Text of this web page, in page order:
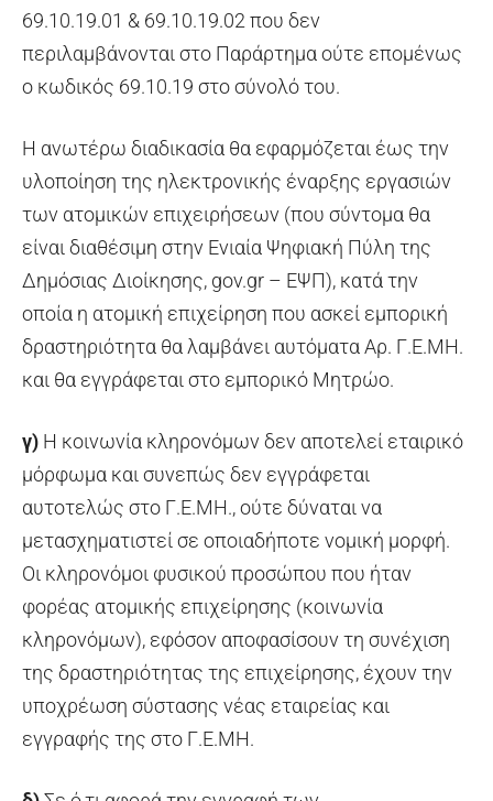
69.10.19.01 & 69.10.19.02 που δεν
περιλαμβάνονται στο Παράρτημα ούτε επομένως
ο κωδικός 69.10.19 στο σύνολό του.
Η ανωτέρω διαδικασία θα εφαρμόζεται έως την
υλοποίηση της ηλεκτρονικής έναρξης εργασιών
των ατομικών επιχειρήσεων (που σύντομα θα
είναι διαθέσιμη στην Ενιαία Ψηφιακή Πύλη της
Δημόσιας Διοίκησης, gov.gr – ΕΨΠ), κατά την
οποία η ατομική επιχείρηση που ασκεί εμπορική
δραστηριότητα θα λαμβάνει αυτόματα Αρ. Γ.Ε.ΜΗ.
και θα εγγράφεται στο εμπορικό Μητρώο.
γ) Η κοινωνία κληρονόμων δεν αποτελεί εταιρικό
μόρφωμα και συνεπώς δεν εγγράφεται
αυτοτελώς στο Γ.Ε.ΜΗ., ούτε δύναται να
μετασχηματιστεί σε οποιαδήποτε νομική μορφή.
Οι κληρονόμοι φυσικού προσώπου που ήταν
φορέας ατομικής επιχείρησης (κοινωνία
κληρονόμων), εφόσον αποφασίσουν τη συνέχιση
της δραστηριότητας της επιχείρησης, έχουν την
υποχρέωση σύστασης νέας εταιρείας και
εγγραφής της στο Γ.Ε.ΜΗ.